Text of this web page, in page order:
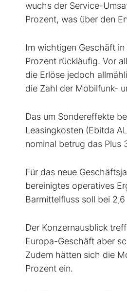
wuchs der Service-
Prozent, was über den
Im wichtigen Geschäft
Prozent rückläufig. Vor
die Erlöse jedoch
die Zahl der Mobilfunk-
Das um Sondereffekte
Leasingkosten (Ebitda
nominal betrug das Plus
Für das neue
bereinigtes operatives
Barmittelfluss soll bei
Der Konzernausblick
Europa-Geschäft aber
Zudem hätten sich die
Prozent ein.